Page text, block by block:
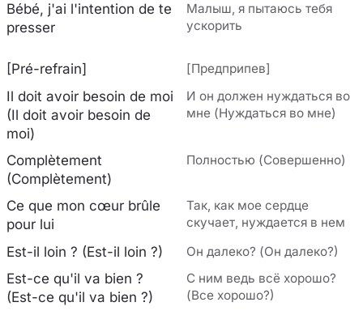
Bébé, j'ai l'intention de te
presser
Малыш, я пытаюсь тебя
ускорить
[Pré-refrain] [Предприпев]
Il doit avoir besoin de moi
(Il doit avoir besoin de
moi)
И он должен нуждаться во
мне (Нуждаться во мне)
Complètement
(Complètement)
Полностью (Совершенно)
Ce que mon cœur brûle
pour lui
Так, как мое сердце
скучает, нуждается в нем
Est-il loin ? (Est-il loin ?) Он далеко? (Он далеко?)
Est-ce qu'il va bien ?
(Est-ce qu'il va bien ?)
С ним ведь всё хорошо?
(Все хорошо?)